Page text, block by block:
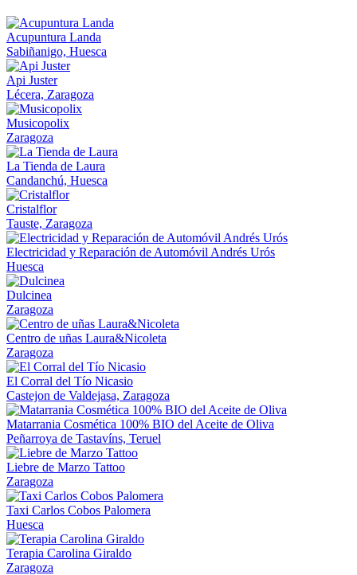
Acupuntura Landa
Sabiñanigo, Huesca
Api Juster
Lécera, Zaragoza
Musicopolix
Zaragoza
La Tienda de Laura
Candanchú, Huesca
Cristalflor
Tauste, Zaragoza
Electricidad y Reparación de Automóvil Andrés Urós
Huesca
Dulcinea
Zaragoza
Centro de uñas Laura&Nicoleta
Zaragoza
El Corral del Tío Nicasio
Castejon de Valdejasa, Zaragoza
Matarrania Cosmética 100% BIO del Aceite de Oliva
Peñarroya de Tastavíns, Teruel
Liebre de Marzo Tattoo
Zaragoza
Taxi Carlos Cobos Palomera
Huesca
Terapia Carolina Giraldo
Zaragoza